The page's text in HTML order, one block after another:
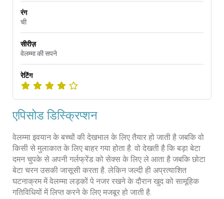
रंग
ची
सीरीज़
वेलम्मा की सपने
रेटिंग
एपिसोड डिस्क्रिप्शन
वेलम्मा इवयान के बच्चों की देखभाल के लिए तैयार हो जाती है जबकि वो
किसी से मुलाकात के लिए बाहर गया होता है. वो देखती है कि बड़ा बेटा
दमन चुपके से अपनी गर्लफ्रेंड को सेक्स के लिए ले आता है जबकि छोटा
बेटा चरन उसकी जासूसी करता है. लेकिन जल्दी ही अप्रत्याशित
घटनाक्रम में वेलम्मा लड़कों पे नजर रखने के दौरान खुद को सामूहिक
गतिविधियों में लिप्त करने के लिए मजबूर हो जाती है.